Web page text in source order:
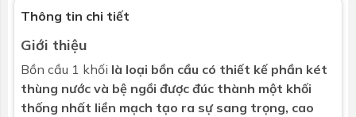
T cầu Có
Kích thước
Nhấp để xem chính sách bảo hành
Thông tin chi tiết
Giới thiệu
Bồn cầu 1 khối là loại bồn cầu có thiết kế phần két
thùng nước và bệ ngồi được đúc thành một khối
thống nhất liền mạch tạo ra sự sang trọng, cao